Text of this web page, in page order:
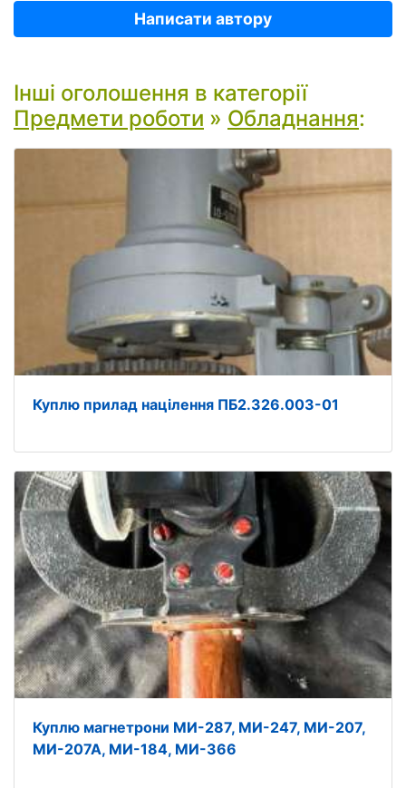
Написати автору
Інші оголошення в категорії
Предмети роботи » Обладнання:
Куплю прилад націлення ПБ2.326.003-01
Куплю магнетрони МИ-287, МИ-247, МИ-207,
МИ-207А, МИ-184, МИ-366